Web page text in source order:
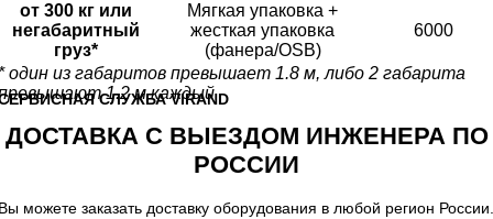
от 300 кг или
негабаритный
груз*
Мягкая упаковка +
жесткая упаковка
(фанера/OSB)
6000
один из габаритов превышает 1.8 м, либо 2 габарита
1.2 м каждый
СЛУЖБА VIRAND
ДОСТАВКА С ВЫЕЗДОМ ИНЖЕНЕРА ПО
РОССИИ
можете заказать доставку оборудования в любой регион России.